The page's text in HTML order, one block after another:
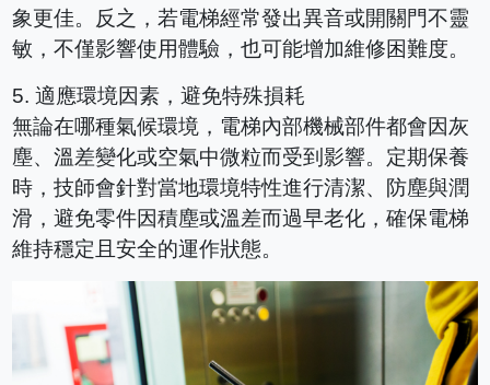
象更佳。反之，若電梯經常發出異音或開關門不靈
敏，不僅影響使用體驗，也可能增加維修困難度。
5.適應環境因素，避免特殊損耗
無論在哪種氣候環境，電梯內部機械部件都會因灰
塵、溫差變化或空氣中微粒而受到影響。定期保養
時，技師會針對當地環境特性進行清潔、防塵與潤
滑，避免零件因積塵或溫差而過早老化，確保電梯
維持穩定且安全的運作狀態。